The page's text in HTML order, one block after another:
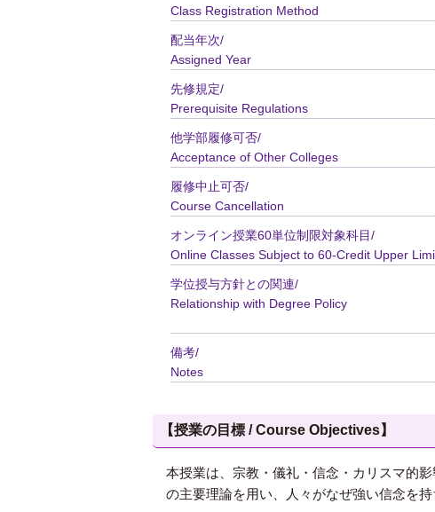
Class Registration Method
配当年次/
Assigned Year
先修規定/
Prerequisite Regulations
他学部履修可否/
Acceptance of Other Colleges
履修中止可否/
Course Cancellation
オンライン授業60単位制限対象科目/
Online Classes Subject to 60-Credit Upper
学位授与方針との関連/
Relationship with Degree Policy
備考/
Notes
【授業の目標 / Course Objectives】
本授業は、宗教・儀礼・信念・カリスマ的
の主要理論を用い、人々がなぜ強い信念を